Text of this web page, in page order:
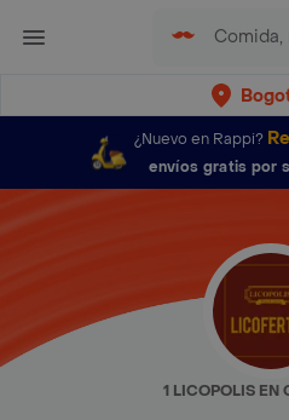
¿Nuevo en Rappi?
envíos gratis por
1 LICOPOLIS EN